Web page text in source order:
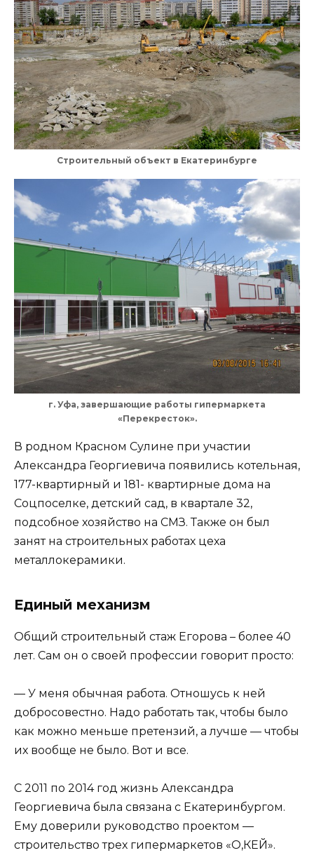
Строительный объект в Екатеринбурге
г. Уфа, завершающие работы гипермаркета
«Перекресток».
В родном Красном Сулине при участии
Александра Георгиевича появились котельная,
177-квартирный и 181- квартирные дома на
Соцпоселке, детский сад, в квартале 32,
подсобное хозяйство на СМЗ. Также он был
занят на строительных работах цеха
металлокерамики.
Единый механизм
Общий строительный стаж Егорова – более 40
лет. Сам он о своей профессии говорит просто:
— У меня обычная работа. Отношусь к ней
добросовестно. Надо работать так, чтобы было
как можно меньше претензий, а лучше — чтобы
их вообще не было. Вот и все.
С 2011 по 2014 год жизнь Александра
Георгиевича была связана с Екатеринбургом.
Ему доверили руководство проектом —
строительство трех гипермаркетов «О,КЕЙ».